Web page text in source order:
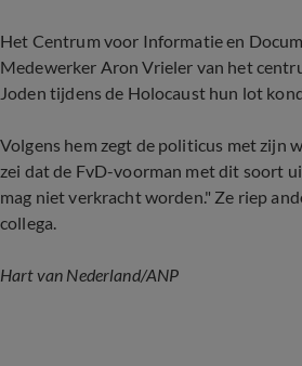
Het Centrum voor Informatie en
Medewerker Aron Vrieler van het
Joden tijdens de Holocaust hun lot
Volgens hem zegt de politicus met zijn
zei dat de FvD-voorman met dit soort
mag niet verkracht worden." Ze riep
collega.
Hart van Nederland/ANP